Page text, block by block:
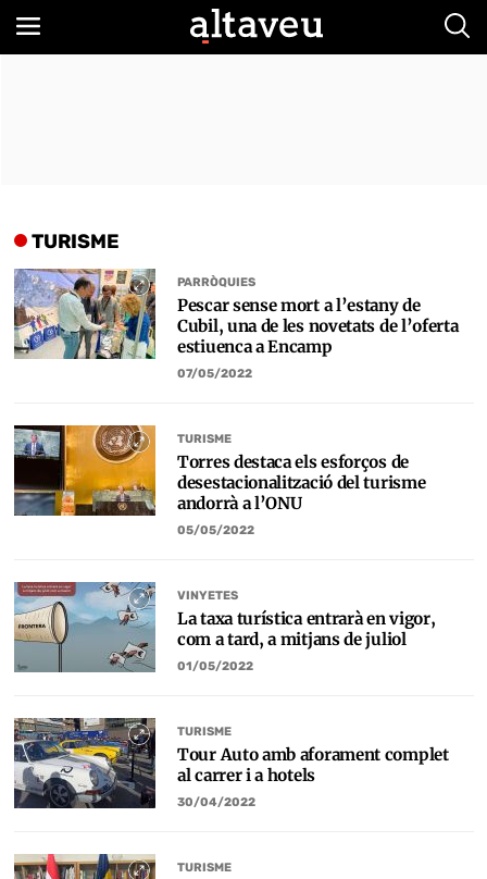
TURISME
PARRÒQUIES
Pescar sense mort a l’estany de
Cubil, una de les novetats de l’oferta
estiuenca a Encamp
07/05/2022
TURISME
Torres destaca els esforços de
desestacionalització del turisme
andorrà a l’ONU
05/05/2022
VINYETES
La taxa turística entrarà en vigor,
com a tard, a mitjans de juliol
01/05/2022
TURISME
Tour Auto amb aforament complet
al carrer i a hotels
30/04/2022
TURISME